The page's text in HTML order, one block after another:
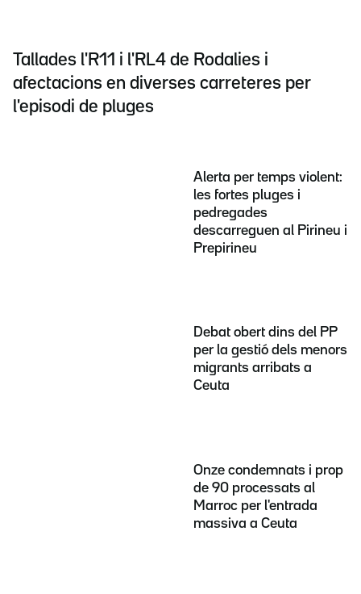
Tallades l'R11 i l'RL4 de Rodalies i
afectacions en diverses carreteres per
l'episodi de pluges
Alerta per temps violent:
les fortes pluges i
pedregades
descarreguen al Pirineu i
Prepirineu
Debat obert dins del PP
per la gestió dels menors
migrants arribats a
Ceuta
Onze condemnats i prop
de 90 processats al
Marroc per l'entrada
massiva a Ceuta